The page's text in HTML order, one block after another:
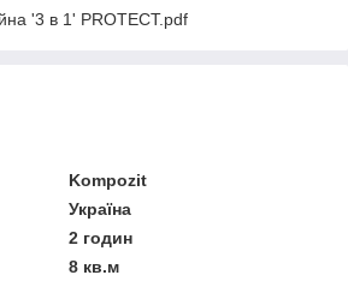
'3 в 1' PROTECT.pdf
Kompozit
Україна
2 годин
8 кв.м